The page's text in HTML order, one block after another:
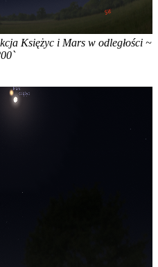
Księżyc i Mars w odległości ~